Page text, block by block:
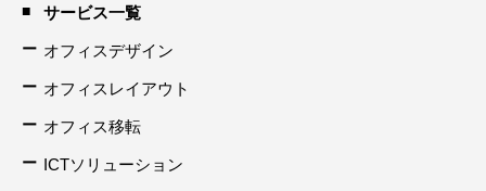
サービス一覧
オフィスデザイン
オフィスレイアウト
オフィス移転
ICTソリューション